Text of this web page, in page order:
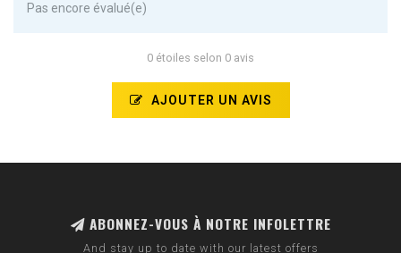
Pas encore évalué(e)
0 étoiles selon 0 avis
AJOUTER UN AVIS
ABONNEZ-VOUS À NOTRE INFOLETTRE
And stay up to date with our latest offers